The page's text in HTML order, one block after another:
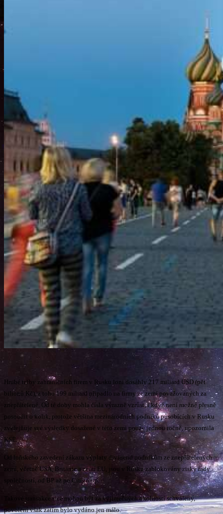
Hrubé tržby zahraničních firem v Rusku loni dosáhly 217 miliard USD (pět
bilionů Kč), z toho 199 miliard připadlo na firmy ze zemí považovaných za
znepřátelené. Od té doby mohla čísla výrazně vzrůst, i když není možné přesně
posoudit o kolik, protože většina mezinárodních podniků působících v Rusku
zveřejňuje své výsledky dosažené v této zemi pouze jednou ročně, upozornila
KSE.
Od loňského zavedení zákazu výplaty dividend podnikům ze znepřátelených
zemí, včetně USA, Británie a zemí EU, jsou v Rusku zablokovány zisky řady
společností, od BP až po Citigroup.
Takové transakce sice mohou být za výjimečných okolností schváleny,
povolení však zatím bylo vydáno jen málo.